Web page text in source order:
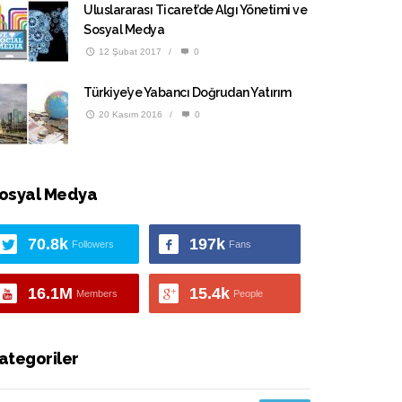
Uluslararası Ticaret’de Algı Yönetimi ve
Sosyal Medya
12 Şubat 2017 / 0
Türkiye’ye Yabancı Doğrudan Yatırım
20 Kasım 2016 / 0
Medya
70.8k Followers 197k Fans
16.1M Members 15.4k People